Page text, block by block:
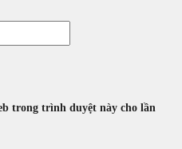
trong trình duyệt này cho lần